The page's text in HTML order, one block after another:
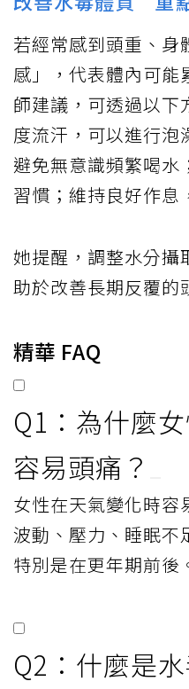
若經常感到頭重、身
感」，代表體內可能
師建議，可透過以下
度流汗，可以進行泡
避免無意識頻繁喝水
習慣；維持良好作息
她提醒，調整水分攝
助於改善長期反覆的
精華 FAQ
Q1：為什麼
容易頭痛？
女性在天氣變化時容
波動、壓力、睡眠不
特別是在更年期前後
Q2：什麼是